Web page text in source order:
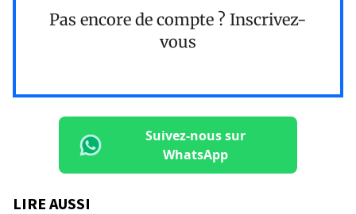
Pas encore de compte ? Inscrivez-
vous
Suivez-nous sur
WhatsApp
LIRE AUSSI